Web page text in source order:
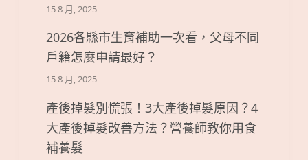
15 8 月, 2025
2026各縣市生育補助一次看，父母不同
戶籍怎麼申請最好？
15 8 月, 2025
產後掉髮別慌張！3大產後掉髮原因？4
大產後掉髮改善方法？營養師教你用食
補養髮